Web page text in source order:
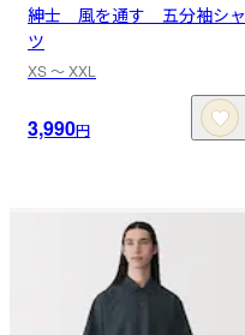
紳士 風を通す 五分袖シャ
ツ
XS 〜 XXL
3,990円